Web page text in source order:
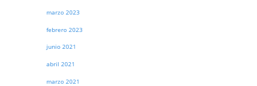
marzo 2023
febrero 2023
junio 2021
abril 2021
marzo 2021